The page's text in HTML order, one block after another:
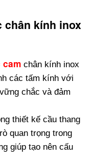
chân kính inox
cam chân kính inox
các tấm kính với
chắc và đảm
thiết kế cầu thang
quan trọng trong
giúp tạo nên cấu